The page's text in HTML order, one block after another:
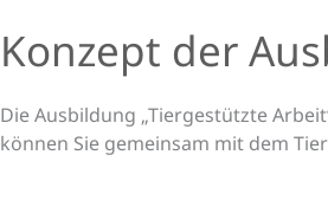
Konzept der
Die Ausbildung „Tiergestützte
können Sie gemeinsam mit dem